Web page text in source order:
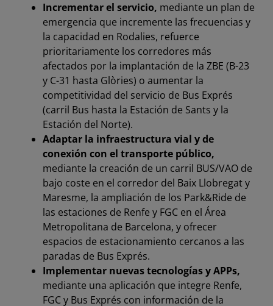
Incrementar el servicio, mediante un plan de
emergencia que incremente las frecuencias y
la capacidad en Rodalies, refuerce
prioritariamente los corredores más
afectados por la implantación de la ZBE (B-23
y C-31 hasta Glòries) o aumentar la
competitividad del servicio de Bus Exprés
(carril Bus hasta la Estación de Sants y la
Estación del Norte).
Adaptar la infraestructura vial y de
conexión con el transporte público,
mediante la creación de un carril BUS/VAO de
bajo coste en el corredor del Baix Llobregat y
Maresme, la ampliación de los Park&Ride de
las estaciones de Renfe y FGC en el Área
Metropolitana de Barcelona, y ofrecer
espacios de estacionamiento cercanos a las
paradas de Bus Exprés.
Implementar nuevas tecnologías y APPs,
mediante una aplicación que integre Renfe,
FGC y Bus Exprés con información de la